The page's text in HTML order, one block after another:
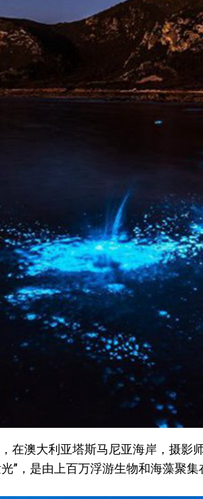
澳大利亚塔斯马尼亚海岸，摄影
”，是由上百万浮游生物和海藻聚集